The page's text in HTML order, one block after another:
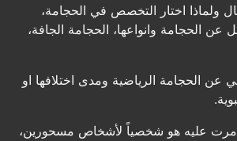
ولماذا اختار التخصص في الحجامة،
الحجامة وانواعها، الحجامة الجافة،
الحجامة الرياضية ومدى اختلافها او
عليه هو شخصياً لأشخاص مسحورين،